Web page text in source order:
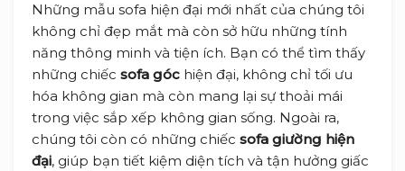
Những mẫu sofa hiện đại mới nhất của chúng tôi
không chỉ đẹp mắt mà còn sở hữu những tính
năng thông minh và tiện ích. Bạn có thể tìm thấy
những chiếc sofa góc hiện đại, không chỉ tối ưu
hóa không gian mà còn mang lại sự thoải mái
trong việc sắp xếp không gian sống. Ngoài ra,
chúng tôi còn có những chiếc sofa giường hiện
đại, giúp bạn tiết kiệm diện tích và tận hưởng giấc